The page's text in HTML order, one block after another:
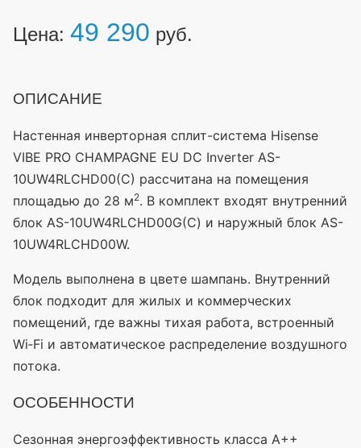
Цена: 49 290 руб.
ОПИСАНИЕ
Настенная инверторная сплит-система Hisense
VIBE PRO CHAMPAGNE EU DC Inverter AS-
10UW4RLCHD00(C) рассчитана на помещения
площадью до 28 м2. В комплект входят внутренний
блок AS-10UW4RLCHD00G(С) и наружный блок AS-
10UW4RLCHD00W.
Модель выполнена в цвете шампань. Внутренний
блок подходит для жилых и коммерческих
помещений, где важны тихая работа, встроенный
Wi‑Fi и автоматическое распределение воздушного
потока.
ОСОБЕННОСТИ
Сезонная энергоэффективность класса А++